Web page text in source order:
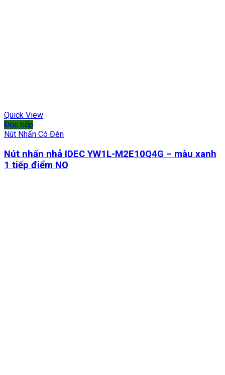
Quick View
Đọc tiếp
Nút Nhấn Có Đèn
Nút nhấn nhả IDEC YW1L-M2E10Q4G – màu xanh
1 tiếp điểm NO